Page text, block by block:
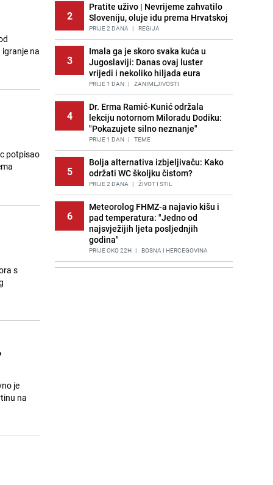
na
potpisao
s
je
na
2
Pratite uživo | Nevrijeme zahvatilo
Sloveniju, oluje idu prema Hrvatskoj
PRIJE 2 DANA | REGIJA
3
Imala ga je skoro svaka kuća u
Jugoslaviji: Danas ovaj luster
vrijedi i nekoliko hiljada eura
PRIJE 1 DAN | ZANIMLJIVOSTI
4
Dr. Erma Ramić-Kunić održala
lekciju notornom Miloradu Dodiku:
"Pokazujete silno neznanje"
PRIJE 1 DAN | TEME
5
Bolja alternativa izbjeljivaču: Kako
održati WC školjku čistom?
PRIJE 2 DANA | ŽIVOT I STIL
6
Meteorolog FHMZ-a najavio kišu i
pad temperatura: "Jedno od
najsvježijih ljeta posljednjih
godina"
PRIJE OKO 22H | BOSNA I HERCEGOVINA